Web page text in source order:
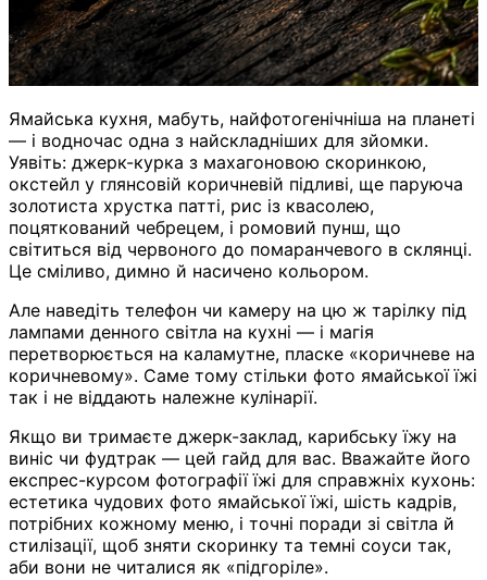
Ямайська кухня, мабуть, найфотогенічніша на планеті
— і водночас одна з найскладніших для зйомки.
Уявіть: джерк-курка з махагоновою скоринкою,
окстейл у глянсовій коричневій підливі, ще паруюча
золотиста хрустка патті, рис із квасолею,
поцяткований чебрецем, і ромовий пунш, що
світиться від червоного до помаранчевого в склянці.
Це сміливо, димно й насичено кольором.
Але наведіть телефон чи камеру на цю ж тарілку під
лампами денного світла на кухні — і магія
перетворюється на каламутне, пласке «коричневе на
коричневому». Саме тому стільки фото ямайської їжі
так і не віддають належне кулінарії.
Якщо ви тримаєте джерк-заклад, карибську їжу на
виніс чи фудтрак — цей гайд для вас. Вважайте його
експрес-курсом фотографії їжі для справжніх кухонь:
естетика чудових фото ямайської їжі, шість кадрів,
потрібних кожному меню, і точні поради зі світла й
стилізації, щоб зняти скоринку та темні соуси так,
аби вони не читалися як «підгоріле».